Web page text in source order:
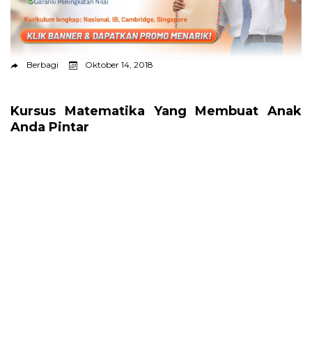
Berbagi Oktober 14, 2018
Kursus Matematika Yang Membuat Anak
Anda Pintar